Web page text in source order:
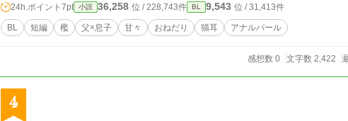
24h.ポイント 7pt 小説 36,258 位 / 228,743件 BL 9,543 位 / 31,413件
BL 短編 檻 父×息子 甘々 おねだり 猫耳 アナルパール
感想数 0 文字数 2,422
4